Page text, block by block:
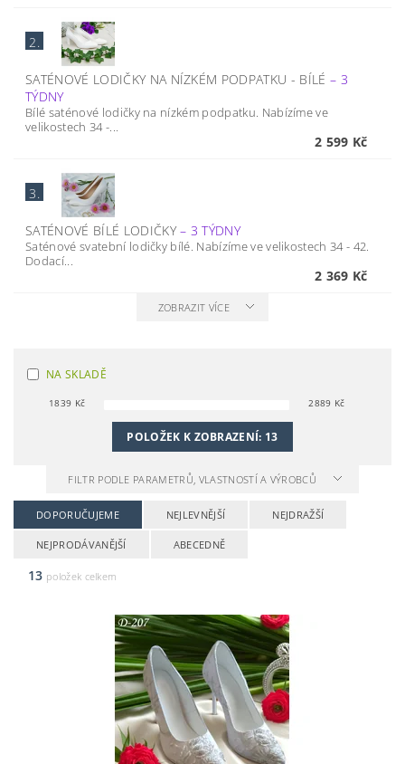
2.
SATÉNOVÉ LODIČKY NA NÍZKÉM PODPATKU - BÍLÉ – 3
TÝDNY
Bílé saténové lodičky na nízkém podpatku. Nabízíme ve
velikostech 34 -...
2 599 Kč
3.
SATÉNOVÉ BÍLÉ LODIČKY– 3 TÝDNY
Saténové svatební lodičky bílé. Nabízíme ve velikostech 34 - 42.
Dodací...
2 369 Kč
ZOBRAZIT VÍCE
NA SKLADĚ
1839 Kč 2889 Kč
POLOŽEK K ZOBRAZENÍ: 13
FILTR PODLE PARAMETRŮ, VLASTNOSTÍ A VÝROBCŮ
DOPORUČUJEME NEJLEVNĚJŠÍ NEJDRAŽŠÍ
NEJPRODÁVANĚJŠÍ ABECEDNĚ
13 položek celkem